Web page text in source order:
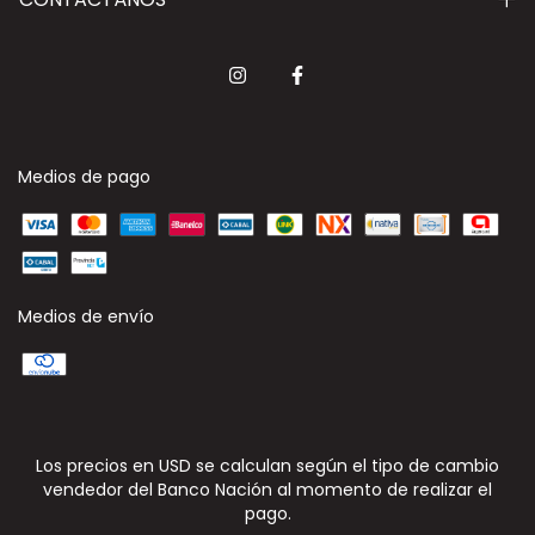
Medios de pago
Medios de envío
Los precios en USD se calculan según el tipo de cambio
vendedor del Banco Nación al momento de realizar el
pago.